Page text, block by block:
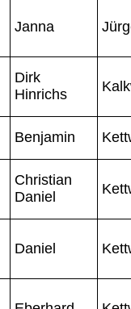
Janna
Dirk
Hinrichs
Benjamin
Christian
Daniel
Daniel